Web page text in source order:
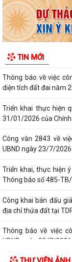
TIN MỚI
Triển khai, thực hiện
Thông báo số 485-TB/
địa chỉ thửa đất tại
Thông báo về việc
UBND ngày 08/7/2026
Công bố công khai
dịch vụ công trực
Thông báo Ban hành
đơn vị hành chính nhà
Triển khai Nghị định
CP và Nghị định số
Thông báo số 394/
phủ thông báo Kết
Triển khai thi hành
định chi tiết một số